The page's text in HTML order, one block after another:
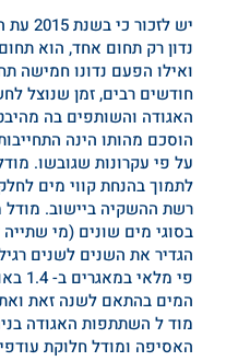
יש
נדון רק תחום אחד, הוא
ואילו הפעם נדונו חמישה
חודשים רבים, זמן שנוצל
האגודה והשותפים בה
הוסכם מהותו הינה
על פי עקרונות שגובשו.
לתמוך בהנחת קווי מים
רשת ההשקיה ביישוב.
בסוגי מים שונים (מי
הגדיר את השנים לשנים
פי
המים בהתאם לשנה זאת
מוד ל השתתפות האגודה
האסיפה ומודל חלוקת